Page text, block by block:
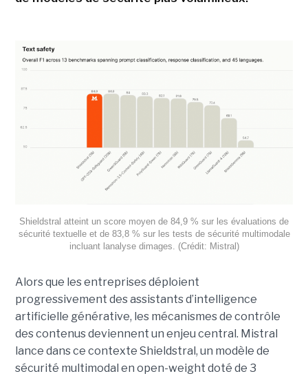
Shieldstral atteint un score moyen de 84,9 % sur les évaluations de
sécurité textuelle et de 83,8 % sur les tests de sécurité multimodale
incluant lanalyse dimages. (Crédit: Mistral)
Alors que les entreprises déploient
progressivement des assistants d’intelligence
artificielle générative, les mécanismes de contrôle
des contenus deviennent un enjeu central. Mistral
lance dans ce contexte Shieldstral, un modèle de
sécurité multimodal en open-weight doté de 3